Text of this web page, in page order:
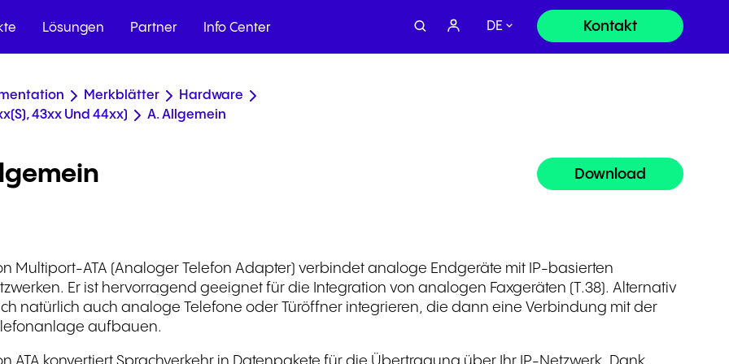
allen
Lösungen Partner Info Center
und
DE Kontakt
Vertrieb:
+49 8000 - 63 66 24
+49 800 63 66 555
Merkblätter
Hardware
43xx Und 44xx)
A. Allgemein
Download
Multiport-ATA (Analoger Telefon Adapter) verbindet analoge Endgeräte mit IP-basierten
Er ist hervorragend geeignet für die Integration von analogen Faxgeräten (T.38). Alternativ
natürlich auch analoge Telefone oder Türöffner integrieren, die dann eine Verbindung mit der
aufbauen.